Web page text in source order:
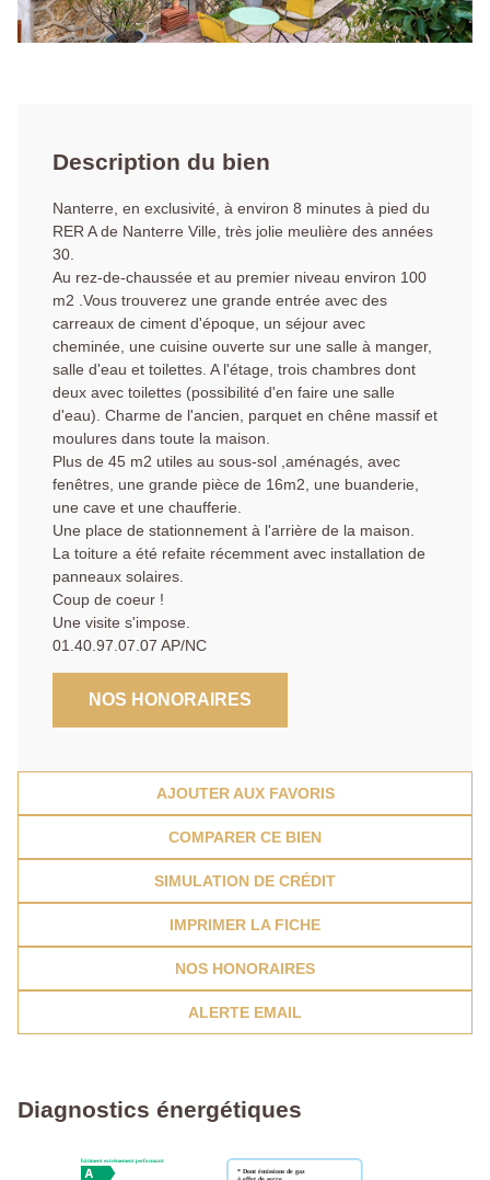
Description du bien
Nanterre, en exclusivité, à environ 8 minutes à pied du
RER A de Nanterre Ville, très jolie meulière des années
30.
Au rez-de-chaussée et au premier niveau environ 100
m2 .Vous trouverez une grande entrée avec des
carreaux de ciment d'époque, un séjour avec
cheminée, une cuisine ouverte sur une salle à manger,
salle d'eau et toilettes. A l'étage, trois chambres dont
deux avec toilettes (possibilité d'en faire une salle
d'eau). Charme de l'ancien, parquet en chêne massif et
moulures dans toute la maison.
Plus de 45 m2 utiles au sous-sol ,aménagés, avec
fenêtres, une grande pièce de 16m2, une buanderie,
une cave et une chaufferie.
Une place de stationnement à l'arrière de la maison.
La toiture a été refaite récemment avec installation de
panneaux solaires.
Coup de coeur !
Une visite s'impose.
01.40.97.07.07 AP/NC
NOS HONORAIRES
AJOUTER AUX FAVORIS
COMPARER CE BIEN
SIMULATION DE CRÉDIT
IMPRIMER LA FICHE
NOS HONORAIRES
ALERTE EMAIL
Diagnostics énergétiques